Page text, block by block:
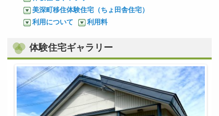
美深町移住体験住宅（ちょ田舎住宅）
利用について
利用料
体験住宅ギャラリー